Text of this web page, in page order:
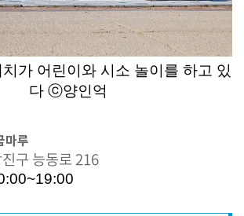
가 어린이와 시소 놀이를 하고 있
다 ⓒ양인억
마루
구 능동로 216